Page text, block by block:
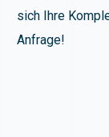
sich Ihre
Anfrage!